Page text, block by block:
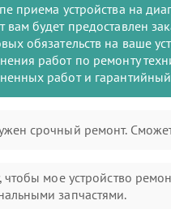
приема устройства на
вам будет предоставлен
обязательств на ваше
работ по ремонту
работ и
срочный ремонт.
чтобы мое устройство
запчастями.